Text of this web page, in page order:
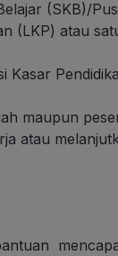
(SKB)/
(LKP) atau
Kasar
maupun
atau